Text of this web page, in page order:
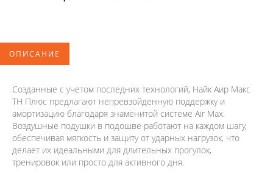
ОПИСАНИЕ
Созданные с учетом последних технологий, Найк Аир Макс
ТН Плюс предлагают непревзойденную поддержку и
амортизацию благодаря знаменитой системе Air Max.
Воздушные подушки в подошве работают на каждом шагу,
обеспечивая мягкость и защиту от ударных нагрузок, что
делает их идеальными для длительных прогулок,
тренировок или просто для активного дня.